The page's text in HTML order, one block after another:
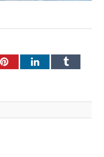
PinterestLinkedInTumblr